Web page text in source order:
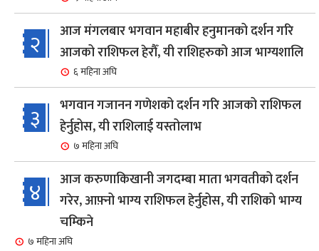
२
आज मंगलबार भगवान महाबीर हनुमानको दर्शन गरि
आजको राशिफल हेरौँ, यी राशिहरुको आज भाग्यशालि
६ महिना अघि
३
भगवान गजानन गणेशको दर्शन गरि आजको राशिफल
हेर्नुहोस, यी राशिलाई यस्तोलाभ
७ महिना अघि
४
आज करुणाकिखानी जगदम्बा माता भगवतीको दर्शन
गरेर, आफ़्नो भाग्य राशिफल हेर्नुहोस, यी राशिको भाग्य
चम्किने
७ महिना अघि